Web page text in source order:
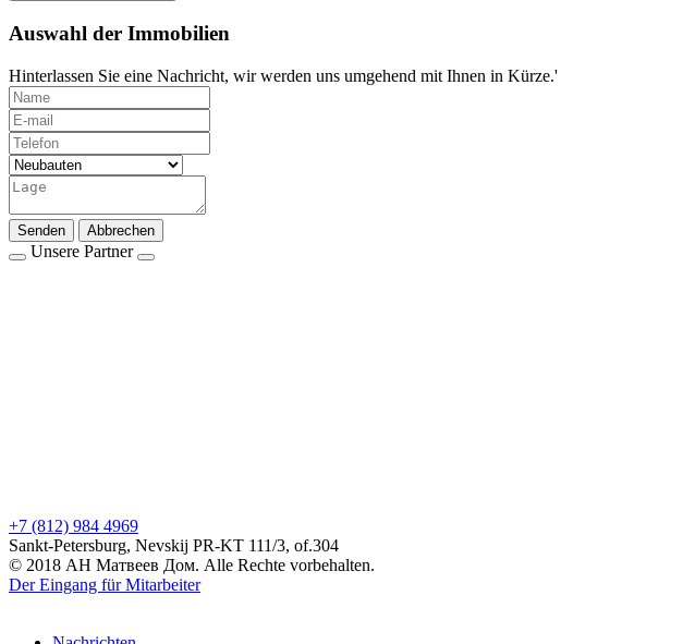
Auswahl der Immobilien
Hinterlassen Sie eine Nachricht, wir werden uns umgehend mit Ihnen in Kürze.'
Senden Abbrechen
Unsere Partner
+7 (812) 984 4969
Sankt-Petersburg, Nevskij PR-KT 111/3, of.304
© 2018 АН Матвеев Дом. Alle Rechte vorbehalten.
Der Eingang für Mitarbeiter